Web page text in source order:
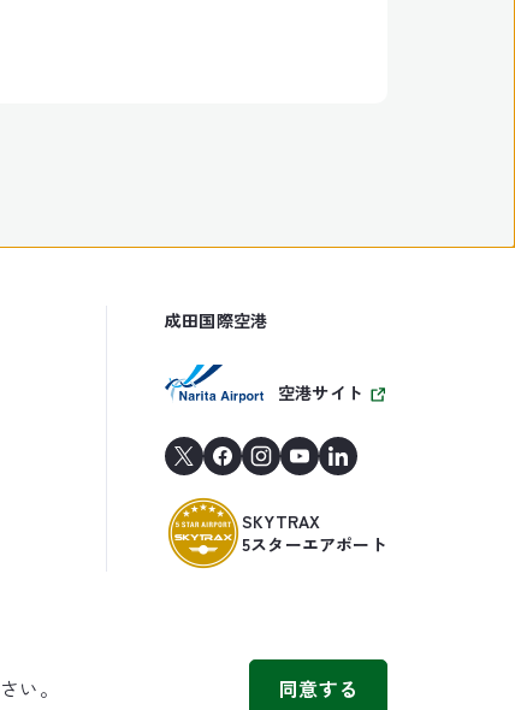
成田国際空港
空港サイト
SKYTRAX
5スターエアポート
い。
同意する